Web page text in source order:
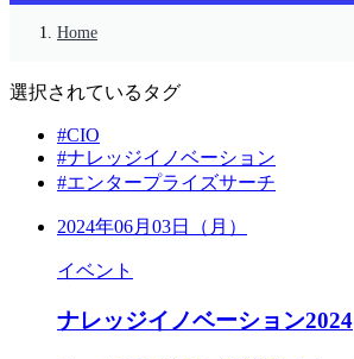
Home
選択されているタグ
#CIO
#ナレッジイノベーション
#エンタープライズサーチ
2024年06月03日（月）
イベント
ナレッジイノベーション2024